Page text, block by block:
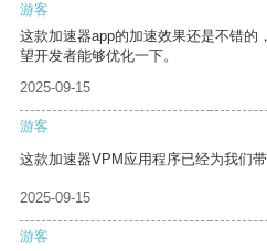
游客
这款加速器app的加速效果还是不错的
望开发者能够优化一下。
2025-09-15
游客
这款加速器VPM应用程序已经为我们
2025-09-15
游客